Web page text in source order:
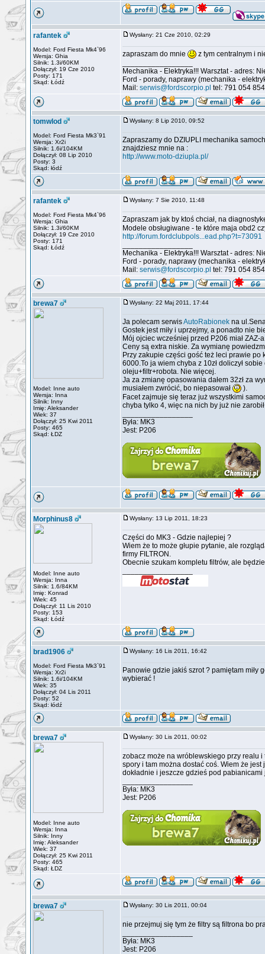
rafantek
Model: Ford Fiesta Mk4`96
Wersja: Ghia
Silnik: 1.3i/60KM
Dołączył: 19 Cze 2010
Posty: 171
Skąd: Łódź
Wysłany: 21 Cze 2010, 02:29
zapraszam do mnie
z tym centralnym i
Mechanika - Elektryka!!! Warsztat - adres:
Ford - porady, naprawy (mechanika -
Mail: serwis@fordscorpio.pl tel: 791 054
tomwlod
Model: Ford Fiesta Mk3`91
Wersja: Xr2i
Silnik: 1.6i/104KM
Dołączył: 08 Lip 2010
Posty: 3
Skąd: łódź
Wysłany: 8 Lip 2010, 09:52
Zapraszamy do DZIUPLI mechanika
znajdziesz mnie na :
http://www.moto-dziupla.pl/
rafantek
Model: Ford Fiesta Mk4`96
Wersja: Ghia
Silnik: 1.3i/60KM
Dołączył: 19 Cze 2010
Posty: 171
Skąd: Łódź
Wysłany: 7 Sie 2010, 11:48
Zapraszam jak by ktoś chciał, na
Modele obsługiwane - te które maja obd2
http://forum.fordclubpols...ead.php?t=73091
Mechanika - Elektryka!!! Warsztat - adres:
Ford - porady, naprawy (mechanika -
Mail: serwis@fordscorpio.pl tel: 791 054
brewa7
Model: Inne auto
Wersja: Inna
Silnik: Inny
Imię: Aleksander
Wiek: 37
Dołączył: 25 Kwi 2011
Posty: 465
Skąd: ŁDZ
Wysłany: 22 Maj 2011, 17:44
Ja polecam serwisAutoRabionek na
Gostek jest miły i uprzejmy, a ponadto nie
Mój ojciec wcześniej przed P206 miał ZAZ-
Ceny są extra niskie. Za wymianę
Przy zakupie części gość też leci prawie po
6000.To ja wiem chyba z 10zł doliczył
oleju+filtr+robota. Nie więcej.
Ja za zmianę opasowania dałem 32zł za
musiałem zwrócić, bo niepasował
).
Facet zajmuje się teraz już wszystkimi
chyba tylko 4, więc na nich by już nie
Była: MK3
Jest: P206
Morphinus8
Model: Inne auto
Wersja: Inna
Silnik: 1.6/84KM
Imię: Konrad
Wiek: 45
Dołączył: 11 Lis 2010
Posty: 153
Skąd: Łódź
Wysłany: 13 Lip 2011, 18:23
Części do MK3 - Gdzie najlepiej ?
Wiem że to może głupie pytanie, ale
firmy FILTRON.
Obecnie szukam kompletu filtrów, ale
brad1906
Model: Ford Fiesta Mk3`91
Wersja: Xr2i
Silnik: 1.6i/104KM
Wiek: 35
Dołączył: 04 Lis 2011
Posty: 52
Skąd: łódź
Wysłany: 16 Lis 2011, 16:42
Panowie gdzie jakiś szrot ? pamiętam miły
wybierać !
brewa7
Model: Inne auto
Wersja: Inna
Silnik: Inny
Imię: Aleksander
Wiek: 37
Dołączył: 25 Kwi 2011
Posty: 465
Skąd: ŁDZ
Wysłany: 30 Lis 2011, 00:02
zobacz może na wróblewskiego przy realu
spory i tam można dostać coś. Wiem że
dokładnie i jeszcze gdzieś pod
Była: MK3
Jest: P206
brewa7 Wysłany: 30 Lis 2011, 00:04
nie przejmuj się tym że filtry są filtrona bo
Była: MK3
Jest: P206